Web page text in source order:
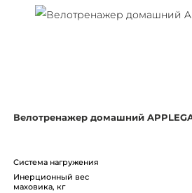
Велотренажер домашний
Система нагружения
Инерционный вес
маховика, кг